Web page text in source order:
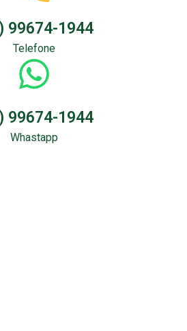
99674-1944
Telefone
99674-1944
Whastapp